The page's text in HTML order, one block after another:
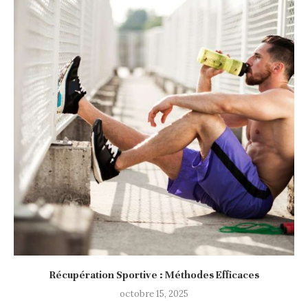
Récupération Sportive : Méthodes Efficaces
octobre 15, 2025